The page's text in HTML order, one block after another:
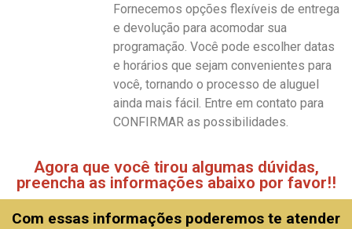
Fornecemos opções flexíveis de entrega
e devolução para acomodar sua
programação. Você pode escolher datas
e horários que sejam convenientes para
você, tornando o processo de aluguel
ainda mais fácil. Entre em contato para
CONFIRMAR as possibilidades.
Agora que você tirou algumas dúvidas,
preencha as informações abaixo por favor!!
Com essas informações poderemos te atender